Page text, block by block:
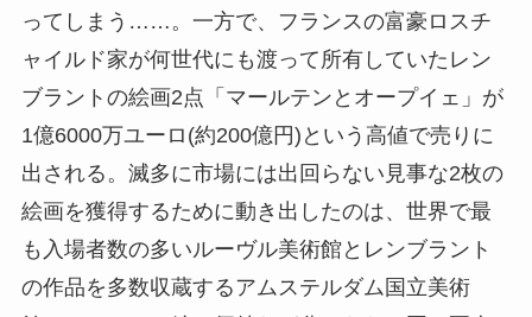
ってしまう……。一方で、フランスの富豪ロスチ
ャイルド家が何世代にも渡って所有していたレン
ブラントの絵画2点「マールテンとオープイェ」が
1億6000万ユーロ(約200億円)という高値で売りに
出される。滅多に市場には出回らない見事な2枚の
絵画を獲得するために動き出したのは、世界で最
も入場者数の多いルーヴル美術館とレンブラント
の作品を多数収蔵するアムステルダム国立美術